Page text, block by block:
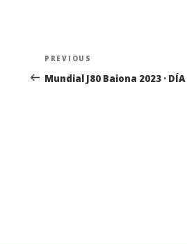
Navegación
de
Previous
Post
PREVIOUS
Mundial J80 Baiona 2023 · DÍA